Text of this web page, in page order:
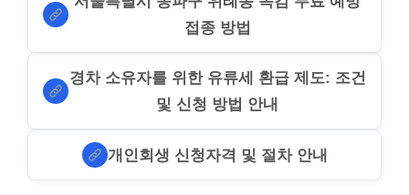
접종 방법
경차 소유자를 위한 유류세 환급 제도: 조건
및 신청 방법 안내
개인회생 신청자격 및 절차 안내